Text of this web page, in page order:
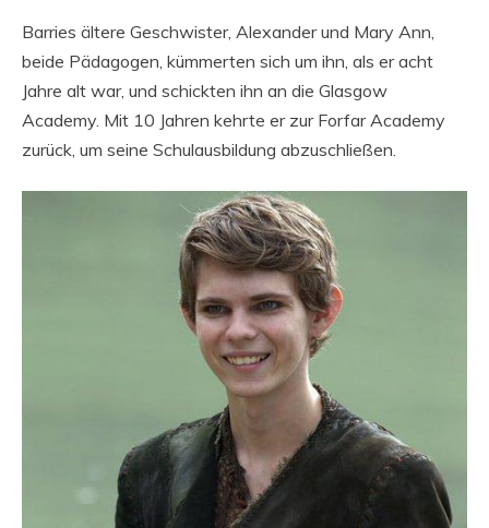
Barries ältere Geschwister, Alexander und Mary Ann,
beide Pädagogen, kümmerten sich um ihn, als er acht
Jahre alt war, und schickten ihn an die Glasgow
Academy. Mit 10 Jahren kehrte er zur Forfar Academy
zurück, um seine Schulausbildung abzuschließen.